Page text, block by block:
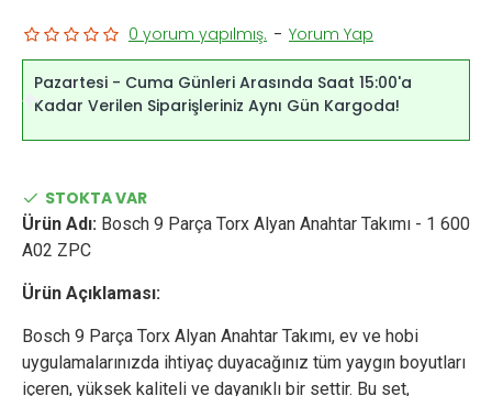
Pazartesi - Cuma Günleri Arasında Saat 15:00'a
Kadar Verilen Siparişleriniz Aynı Gün Kargoda!
STOKTA VAR
0 yorum yapılmış. - Yorum Yap
Ürün Adı: Bosch 9 Parça Torx Alyan Anahtar Takımı - 1 600
A02 ZPC
Ürün Açıklaması:
Bosch 9 Parça Torx Alyan Anahtar Takımı, ev ve hobi
uygulamalarınızda ihtiyaç duyacağınız tüm yaygın boyutları
içeren, yüksek kaliteli ve dayanıklı bir settir. Bu set,